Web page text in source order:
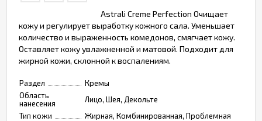
Astrali Creme Perfection Очищает
кожу и регулирует выработку кожного сала. Уменьшает
количество и выраженность комедонов, смягчает кожу.
Оставляет кожу увлажненной и матовой. Подходит для
жирной кожи, склонной к воспалениям.
Раздел
Кремы
Область
нанесения
Лицо, Шея, Декольте
Тип кожи
Жирная, Комбинированная, Проблемная